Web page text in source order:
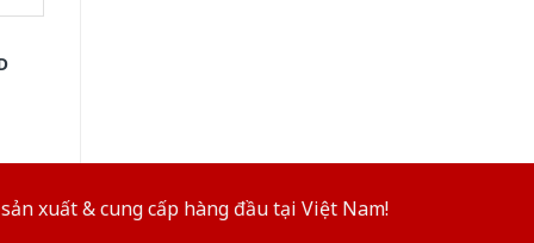
xuất & cung cấp hàng đầu tại Việt Nam!